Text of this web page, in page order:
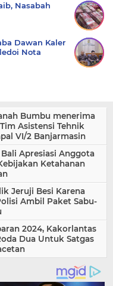
Nasabah
Dawan Kaler
Nota
Bumbu menerima
Asistensi Tehnik
VI/2 Banjarmasin
Apresiasi Anggota
Ketahanan
Jeruji Besi Karena
Ambil Paket Sabu-
2024, Kakorlantas
Dua Untuk Satgas